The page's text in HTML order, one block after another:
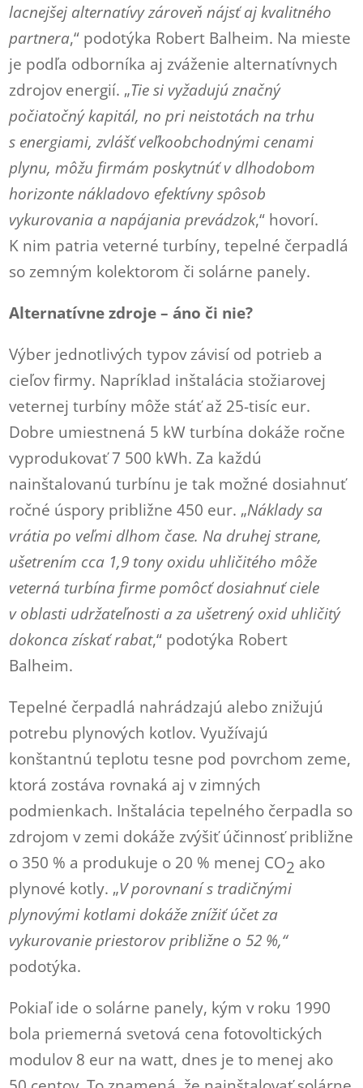
lacnejšej alternatívy zároveň nájsť aj kvalitného
partnera,“ podotýka Robert Balheim. Na mieste
je podľa odborníka aj zváženie alternatívnych
zdrojov energií. „Tie si vyžadujú značný
počiatočný kapitál, no pri neistotách na trhu
s energiami, zvlášť veľkoobchodnými cenami
plynu, môžu firmám poskytnúť v dlhodobom
horizonte nákladovo efektívny spôsob
vykurovania a napájania prevádzok,“ hovorí.
K nim patria veterné turbíny, tepelné čerpadlá
so zemným kolektorom či solárne panely.
Alternatívne zdroje – áno či nie?
Výber jednotlivých typov závisí od potrieb a
cieľov firmy. Napríklad inštalácia stožiarovej
veternej turbíny môže stáť až 25-tisíc eur.
Dobre umiestnená 5 kW turbína dokáže ročne
vyprodukovať 7 500 kWh. Za každú
nainštalovanú turbínu je tak možné dosiahnuť
ročné úspory približne 450 eur. „Náklady sa
vrátia po veľmi dlhom čase. Na druhej strane,
ušetrením cca 1,9 tony oxidu uhličitého môže
veterná turbína firme pomôcť dosiahnuť ciele
v oblasti udržateľnosti a za ušetrený oxid uhličitý
dokonca získať rabat,“ podotýka Robert
Balheim.
Tepelné čerpadlá nahrádzajú alebo znižujú
potrebu plynových kotlov. Využívajú
konštantnú teplotu tesne pod povrchom zeme,
ktorá zostáva rovnaká aj v zimných
podmienkach. Inštalácia tepelného čerpadla so
zdrojom v zemi dokáže zvýšiť účinnosť približne
o 350 % a produkuje o 20 % menej CO2 ako
plynové kotly. „V porovnaní s tradičnými
plynovými kotlami dokáže znížiť účet za
vykurovanie priestorov približne o 52 %,“
podotýka.
Pokiaľ ide o solárne panely, kým v roku 1990
bola priemerná svetová cena fotovoltických
modulov 8 eur na watt, dnes je to menej ako